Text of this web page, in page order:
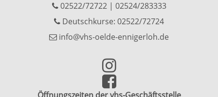
02522/72722| 02524/283333
Deutschkurse: 02522/72724
info@vhs-oelde-ennigerloh.de